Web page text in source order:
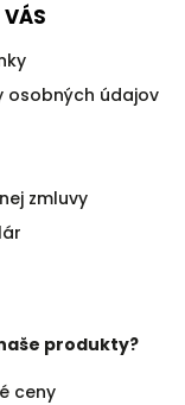
VÁS
osobných údajov
zmluvy
produkty?
ceny